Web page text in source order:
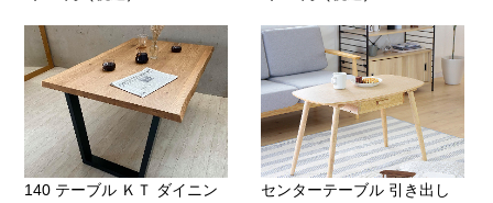
140 テーブル ＫＴ ダイニン
センターテーブル 引き出し